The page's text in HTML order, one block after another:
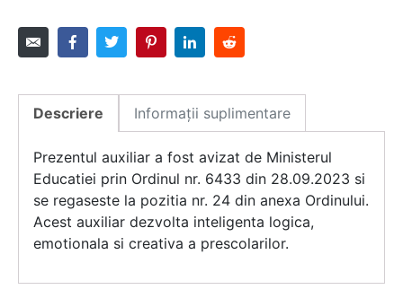
Descriere Informații suplimentare
Prezentul auxiliar a fost avizat de Ministerul
Educatiei prin Ordinul nr. 6433 din 28.09.2023 si
se regaseste la pozitia nr. 24 din anexa Ordinului.
Acest auxiliar dezvolta inteligenta logica,
emotionala si creativa a prescolarilor.